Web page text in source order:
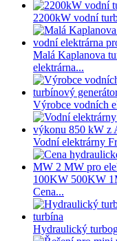
2200kW vodní
Malá Kaplanova
elektrárna...
Výrobce vodních
Vodní elektrárny
100KW 500KW
Cena...
Hydraulický